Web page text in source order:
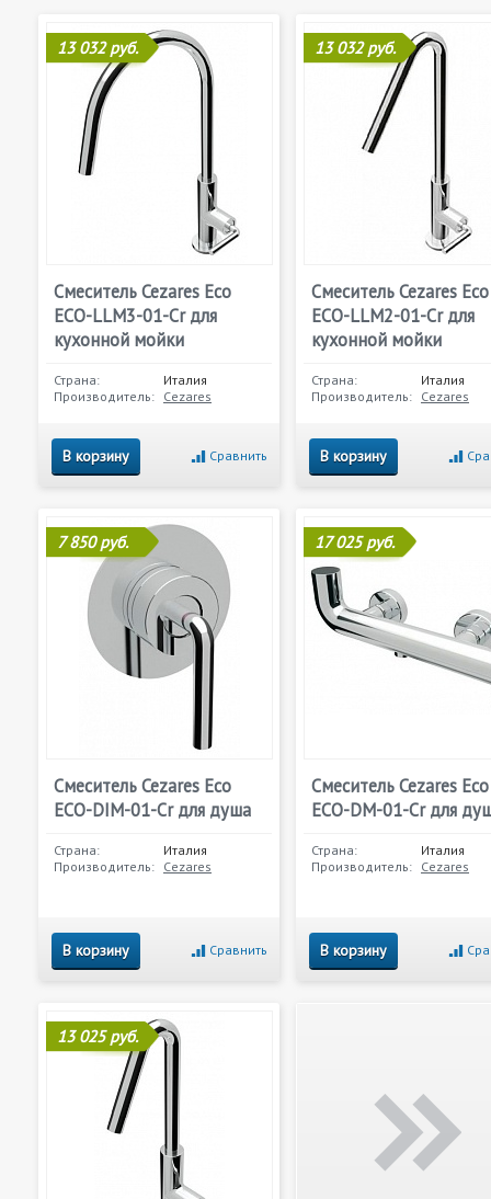
13 032 руб.
Смеситель Cezares Eco
ECO-LLM3-01-Cr для
кухонной мойки
Страна:
Италия
Производитель: Cezares
В корзину Сравнить
13 032 руб.
Смеситель Cezares Eco
ECO-LLM2-01-Cr для
кухонной мойки
Страна:
Италия
Производитель: Cezares
В корзину
7 850 руб.
Смеситель Cezares Eco
ECO-DIM-01-Cr для душа
Страна:
Италия
Производитель: Cezares
В корзину Сравнить
17 025 руб.
Смеситель Cezares Eco
ECO-DM-01-Cr для
Страна:
Италия
Производитель: Cezares
В корзину
13 025 руб.